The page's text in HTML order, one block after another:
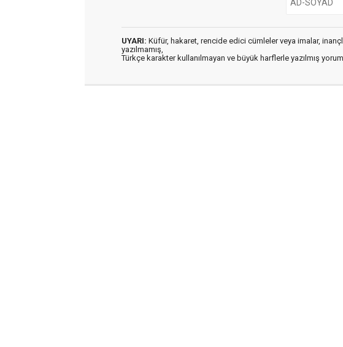
UYARI: Küfür, hakaret, rencide edici cümleler veya imalar,
yazılmamış,
Türkçe karakter kullanılmayan ve büyük harflerle yazılmış